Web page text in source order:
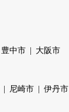
豊中市 大阪市
尼崎市 伊丹市